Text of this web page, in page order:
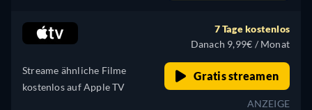
Streame ähnliche Filme
kostenlos auf Apple TV
7 Tage kostenlos
Danach 9,99€ / Monat
Gratis streamen
ANZEIGE